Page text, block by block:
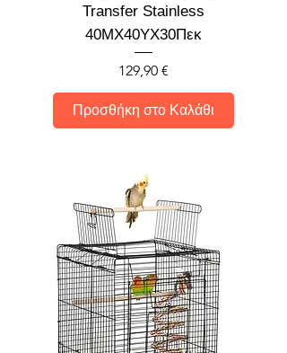
Transfer Stainless
40ΜX40ΥΧ30Πεκ
Τιμή
129,90 €
Προσθήκη στο Καλάθι